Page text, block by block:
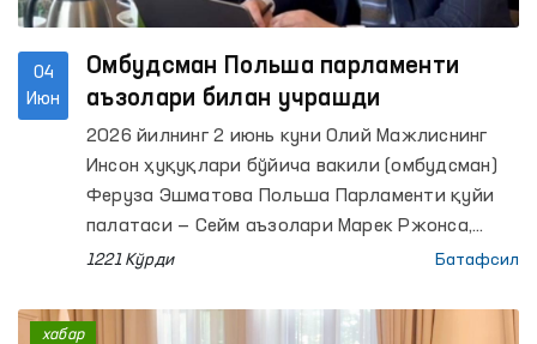
04
Июн
Омбудсман Польша парламенти
аъзолари билан учрашди
2026 йилнинг 2 июнь куни Олий Мажлиснинг
Инсон ҳуқуқлари бўйича вакили (омбудсман)
Феруза Эшматова Польша Парламенти қуйи
палатаси — Сейм аъзолари Марек Ржонса,
Ванда Новицка ҳамда Алиция Лепковска-
1221 Кўрди Батафсил
хабар